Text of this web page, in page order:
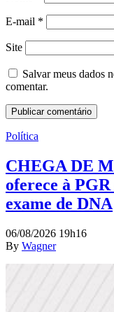
E-mail *
Site
Salvar meus dados
comentar.
Política
CHEGA DE
oferece à
exame de DNA
06/08/2026 19h16
By Wagner